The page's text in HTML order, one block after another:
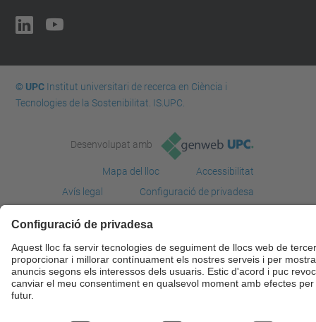
© UPCInstitut universitari de recerca en Ciència i
Tecnologies de la Sostenibilitat. IS.UPC.
Desenvolupat amb
Mapa del lloc
Accessibilitat
Avís legal
Configuració de privadesa